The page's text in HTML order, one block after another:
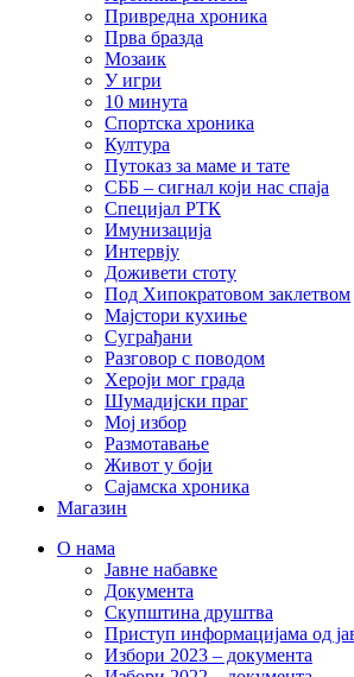
Привредна хроника
Прва бразда
Мозаик
У игри
10 минута
Спортска хроника
Култура
Путоказ за маме и тате
СББ – сигнал који нас спаја
Специјал РТК
Имунизација
Интервју
Доживети стоту
Под Хипократовом заклетвом
Мајстори кухиње
Суграђани
Разговор с поводом
Хероји мог града
Шумадијски праг
Мој избор
Размотавање
Живот у боји
Сајамска хроника
Магазин
О нама
Јавне набавке
Документа
Скупштина друштва
Приступ информацијама од
Избори 2023 – документа